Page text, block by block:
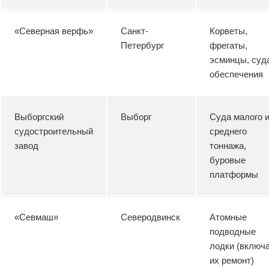
«Северная верфь»
Санкт-
Петербург
Корветы,
фрегаты,
эсминцы,
обеспечения
Выборгский
судостроительный
завод
Выборг
Суда малого и
среднего
тоннажа,
буровые
платформы
«Севмаш» Северодвинск
Атомные
подводные
лодки
их ремонт)